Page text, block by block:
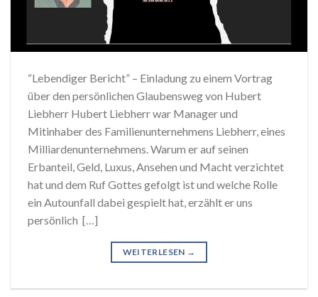
“Lebendiger Bericht” – Einladung zu einem Vortrag
über den persönlichen Glaubensweg von Hubert
Liebherr Hubert Liebherr war Manager und
Mitinhaber des Familienunternehmens Liebherr, eines
Milliardenunternehmens. Warum er auf seinen
Erbanteil, Geld, Luxus, Ansehen und Macht verzichtet
hat und dem Ruf Gottes gefolgt ist und welche Rolle
ein Autounfall dabei gespielt hat, erzählt er uns
persönlich […]
WEITERLESEN →